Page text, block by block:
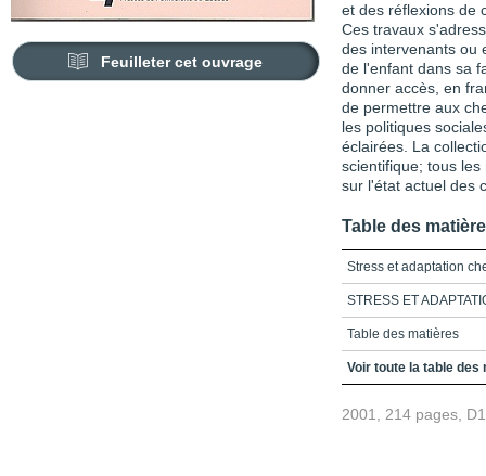
Feuilleter cet ouvrage
et des réflexions de
Ces travaux
des intervenants ou
de l'enfant dans sa
donner accès, en
de permettre aux
les politiques
éclairées. La
scientifique; tous
sur l'état actuel des
Table des
Stress et adaptation
STRESS ET
Table des matières
Remerciements
Voir toute la table des
2001, 214 pages,